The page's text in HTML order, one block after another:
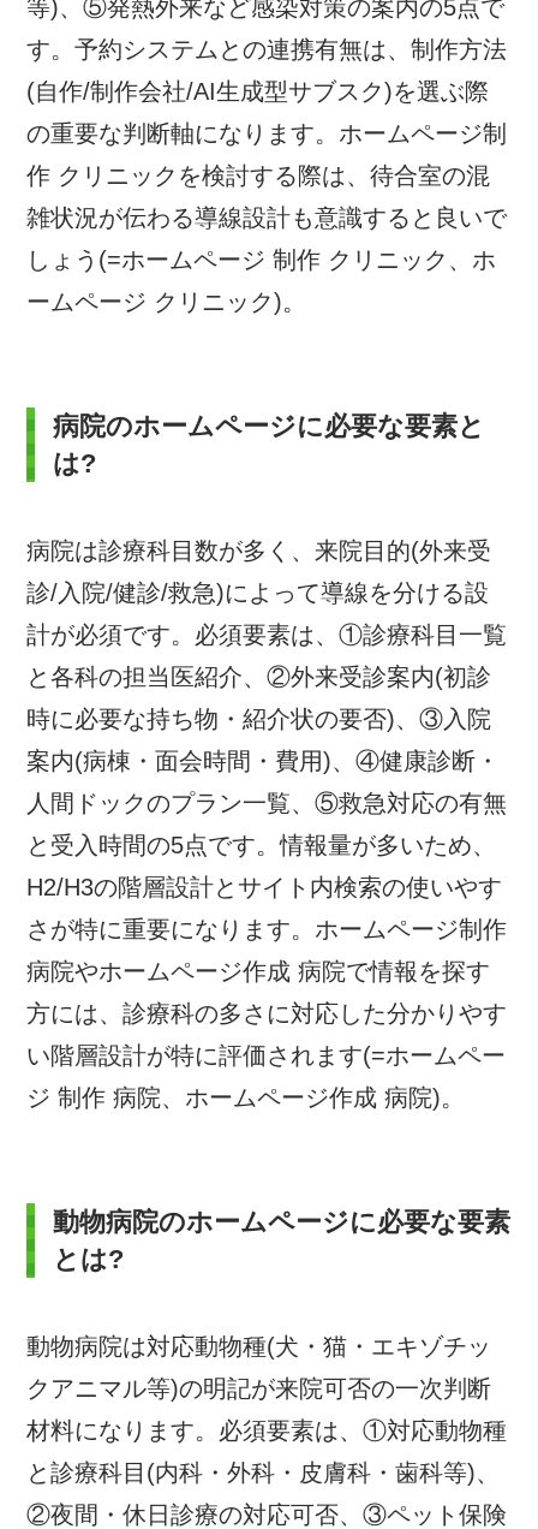
等)、⑤発熱外来など感染対策の案内の5点で
す。予約システムとの連携有無は、制作方法
(自作/制作会社/AI生成型サブスク)を選ぶ際
の重要な判断軸になります。ホームページ制
作 クリニックを検討する際は、待合室の混
雑状況が伝わる導線設計も意識すると良いで
しょう(=ホームページ 制作 クリニック、ホ
ームページ クリニック)。
病院のホームページに必要な要素と
は?
病院は診療科目数が多く、来院目的(外来受
診/入院/健診/救急)によって導線を分ける設
計が必須です。必須要素は、①診療科目一覧
と各科の担当医紹介、②外来受診案内(初診
時に必要な持ち物・紹介状の要否)、③入院
案内(病棟・面会時間・費用)、④健康診断・
人間ドックのプラン一覧、⑤救急対応の有無
と受入時間の5点です。情報量が多いため、
H2/H3の階層設計とサイト内検索の使いやす
さが特に重要になります。ホームページ制作
病院やホームページ作成 病院で情報を探す
方には、診療科の多さに対応した分かりやす
い階層設計が特に評価されます(=ホームペー
ジ 制作 病院、ホームページ作成 病院)。
動物病院のホームページに必要な要素
とは?
動物病院は対応動物種(犬・猫・エキゾチッ
クアニマル等)の明記が来院可否の一次判断
材料になります。必須要素は、①対応動物種
と診療科目(内科・外科・皮膚科・歯科等)、
②夜間・休日診療の対応可否、③ペット保険